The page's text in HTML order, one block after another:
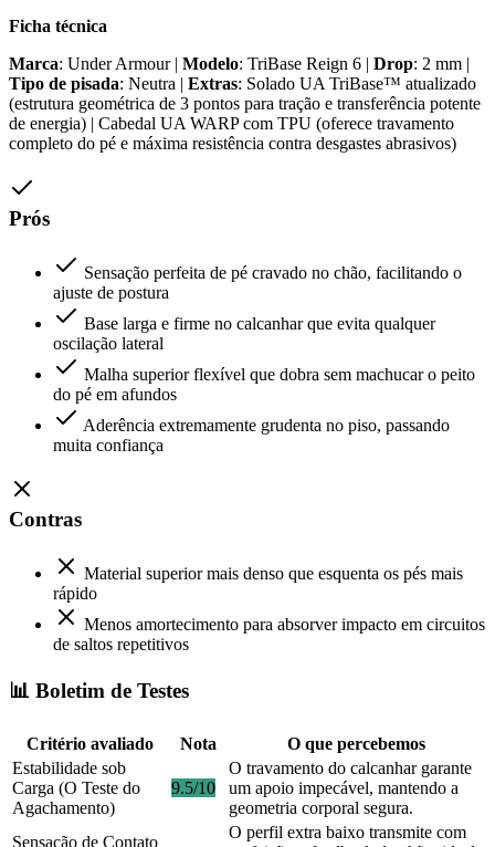
Ficha técnica
Marca: Under Armour | Modelo: TriBase Reign 6 | Drop: 2 mm |
Tipo de pisada: Neutra | Extras: Solado UA TriBase™ atualizado
(estrutura geométrica de 3 pontos para tração e transferência potente
de energia) | Cabedal UA WARP com TPU (oferece travamento
completo do pé e máxima resistência contra desgastes abrasivos)
Prós
Sensação perfeita de pé cravado no chão, facilitando o
ajuste de postura
Base larga e firme no calcanhar que evita qualquer
oscilação lateral
Malha superior flexível que dobra sem machucar o peito
do pé em afundos
Aderência extremamente grudenta no piso, passando
muita confiança
Contras
Material superior mais denso que esquenta os pés mais
rápido
Menos amortecimento para absorver impacto em circuitos
de saltos repetitivos
📊 Boletim de Testes
Critério avaliado Nota
O que percebemos
Estabilidade sob
Carga (O Teste do
Agachamento)
9.5/10
O travamento do calcanhar garante
um apoio impecável, mantendo a
geometria corporal segura.
Sensação de Contato
O perfil extra baixo transmite com